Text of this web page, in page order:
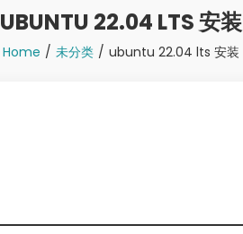
UBUNTU 22.04 LTS 安装
Home 未分类 ubuntu 22.04 lts 安装